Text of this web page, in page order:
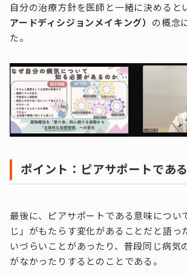
自分の治療方針を医師と一緒に決めると
アードディシジョンメイキング） の概念
た。
ポイント：ピアサポートであ
最後に、ピアサポートである意味につい
じ」がもたらす変化があることだと語っ
いづらいことがあったり、普段同じ病気
がなかったりするとのことである。